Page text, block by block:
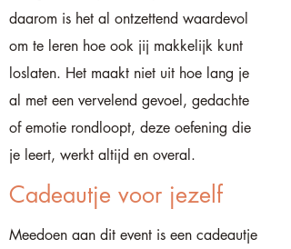
daarom is het al ontzettend waardevol
om te leren hoe ook jij makkelijk kunt
loslaten. Het maakt niet uit hoe lang je
al met een vervelend gevoel, gedachte
of emotie rondloopt, deze oefening die
je leert, werkt altijd en overal.
Cadeautje voor jezelf
Meedoen aan dit event is een cadeautje